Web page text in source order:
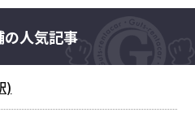
の人気記事
)